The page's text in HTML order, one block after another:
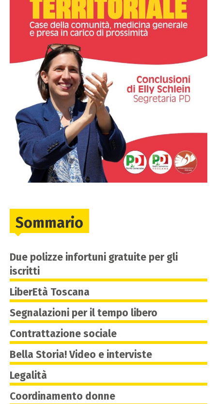
Sommario
Due polizze infortuni gratuite per gli
iscritti
LiberEtà Toscana
Segnalazioni per il tempo libero
Contrattazione sociale
Bella Storia! Video e interviste
Legalità
Coordinamento donne